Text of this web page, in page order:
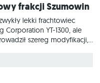
frakcji Szumowin
lekki frachtowiec
Corporation YT-1300, ale
szereg modyfikacji,